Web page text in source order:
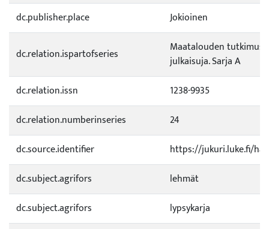
dc.publisher.place
Jokioinen
dc.relation.ispartofseries
Maatalouden
julkaisuja. Sarja A
dc.relation.issn
1238-9935
dc.relation.numberinseries
24
dc.source.identifier
https://jukuri.luke.fi/
dc.subject.agrifors
lehmät
dc.subject.agrifors
lypsykarja